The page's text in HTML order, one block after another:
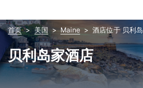
首页 美国 Maine 酒店位于 贝利岛
贝利岛家酒店